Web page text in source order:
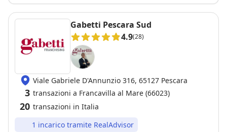
Gabetti Pescara Sud
4.9(28)
Viale Gabriele D'Annunzio 316, 65127 Pescara
3 transazioni a Francavilla al Mare (66023)
20 transazioni in Italia
1 incarico tramite RealAdvisor